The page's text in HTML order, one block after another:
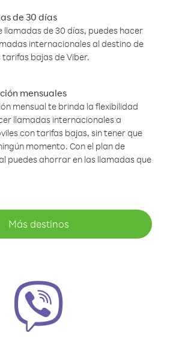
de 30 días
llamadas de 30 días, puedes hacer
internacionales al destino de
bajas de Viber.
mensuales
mensual te brinda la flexibilidad
llamadas internacionales a
con tarifas bajas, sin tener que
momento. Con el plan de
puedes ahorrar en las llamadas que
Más destinos